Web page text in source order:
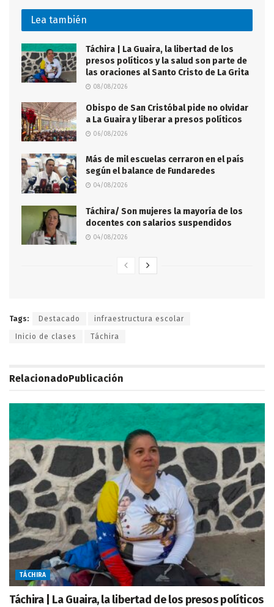
Lea también
Táchira | La Guaira, la libertad de los
presos políticos y la salud son parte de
las oraciones al Santo Cristo de La Grita
08/08/2026
Obispo de San Cristóbal pide no olvidar
a La Guaira y liberar a presos políticos
06/08/2026
Más de mil escuelas cerraron en el país
según el balance de Fundaredes
04/08/2026
Táchira/ Son mujeres la mayoría de los
docentes con salarios suspendidos
04/08/2026
Tags: Destacado infraestructura escolar
Inicio de clases Táchira
RelacionadoPublicación
TÁCHIRA
Táchira | La Guaira, la libertad de los presos políticos